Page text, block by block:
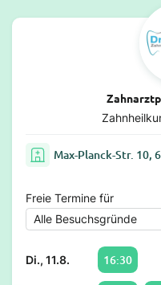
Max-Planck-Str. 10,
Freie Termine für
Di., 11.8. 16:30